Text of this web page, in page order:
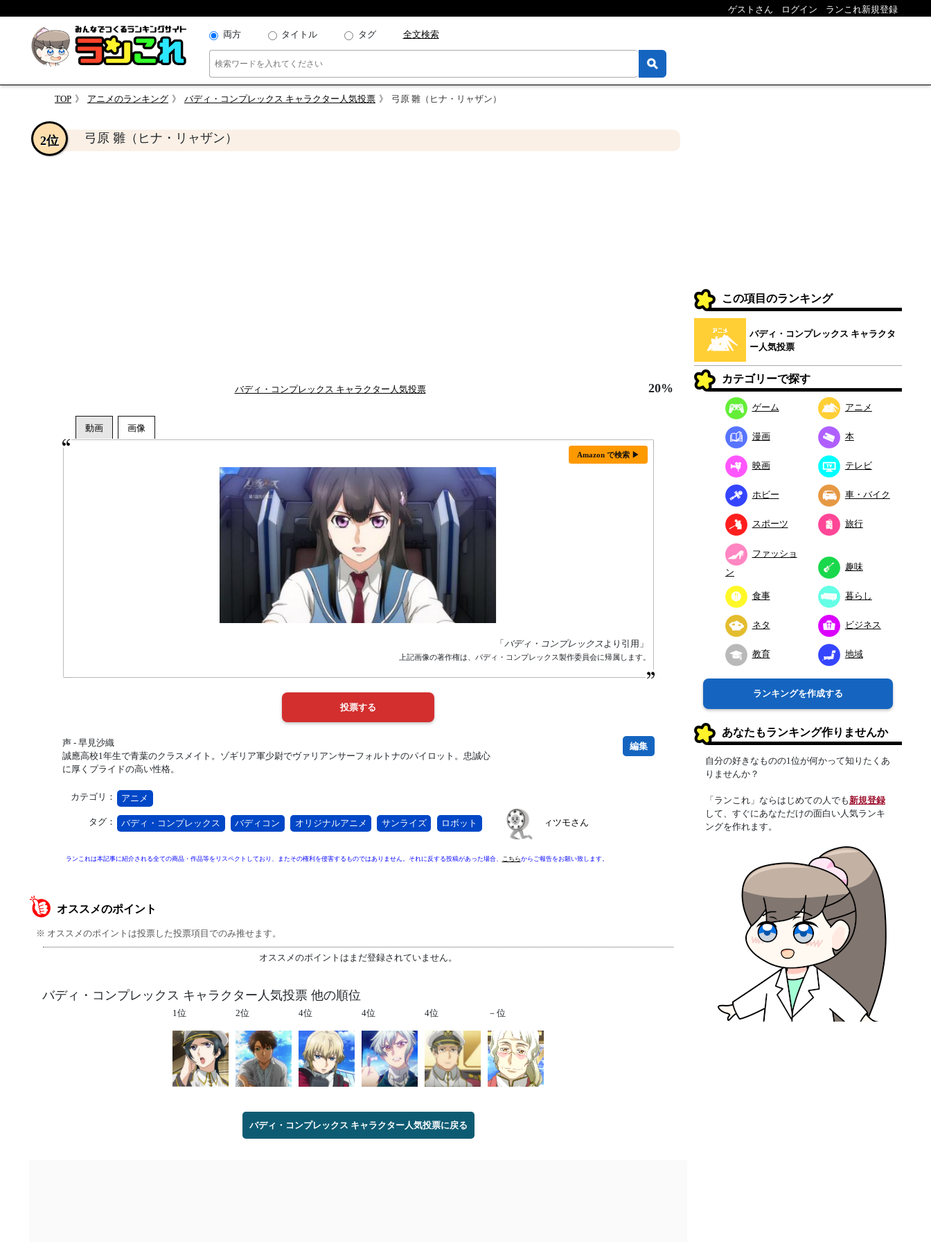
ゲストさん ログイン ランこれ新規登録
両方 タイトル タグ 全文検索
TOP アニメのランキング バディ・コンプレックス キャラクター人気投票 弓原 雛（ヒナ・リャザン）
弓原 雛（ヒナ・リャザン）
2位
バディ・コンプレックス キャラクター人気投票 20%
Amazon で検索 ▶
「バディ・コンプレックス より引用」
上記画像の著作権は、バディ・コンプレックス製作委員会に帰属します。
声 - 早見沙織
誠應高校1年生で青葉のクラスメイト。ゾギリア軍少尉でヴァリアンサーフォルトナのパイロット。忠誠心
に厚くプライドの高い性格。
カテゴリ： アニメ
タグ： バディ・コンプレックス バディコン オリジナルアニメ サンライズ ロボット
編集
ィツモさん
ランこれは本記事に紹介される全ての商品・作品等をリスペクトしており、またその権利を侵害するものではありません。それに反する投稿があった場合、 こちらからご報告をお願い致します。
オススメのポイント
※ オススメのポイントは投票した投票項目でのみ推せます。
オススメのポイントはまだ登録されていません。
バディ・コンプレックス キャラクター人気投票 他の順位
1位 2位 4位 4位 4位 －位
バディ・コンプレックス キャラクター人気投票に戻る
この項目のランキング
バディ・コンプレックス キャラクタ
ー人気投票
カテゴリーで探す
ゲーム アニメ
漫画 本
映画 テレビ
ホビー 車・バイク
スポーツ 旅行
ファッショ
ン
趣味
食事 暮らし
ネタ ビジネス
教育 地域
ランキングを作成する
あなたもランキング作りませんか
自分の好きなものの1位が何かって知りたくあ
りませんか？
「ランこれ」ならはじめての人でも新規登録
して、すぐにあなただけの面白い人気ランキ
ングを作れます。